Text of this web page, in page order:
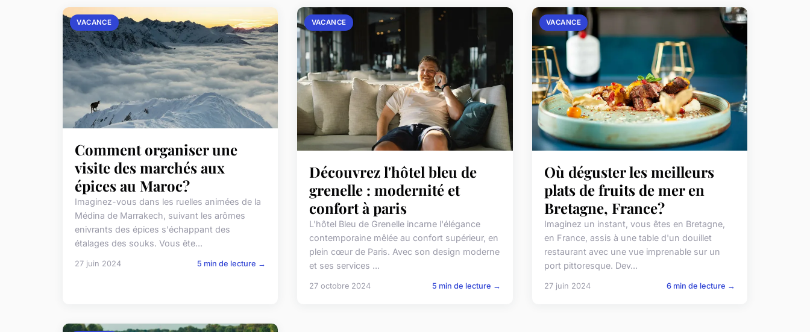
VACANCE
Comment organiser une
visite des marchés aux
épices au Maroc?
Imaginez-vous dans les ruelles animées de la
Médina de Marrakech, suivant les arômes
enivrants des épices s'échappant des
étalages des souks. Vous ête...
27 juin 2024 5 min de lecture →
VACANCE
Découvrez l'hôtel bleu de
grenelle : modernité et
confort à paris
L'hôtel Bleu de Grenelle incarne l'élégance
contemporaine mêlée au confort supérieur, en
plein cœur de Paris. Avec son design moderne
et ses services ...
27 octobre 2024 5 min de lecture →
VACANCE
Où déguster les meilleurs
plats de fruits de mer en
Bretagne, France?
Imaginez un instant, vous êtes en Bretagne,
en France, assis à une table d'un douillet
restaurant avec une vue imprenable sur un
port pittoresque. Dev...
27 juin 2024 6 min de lecture →